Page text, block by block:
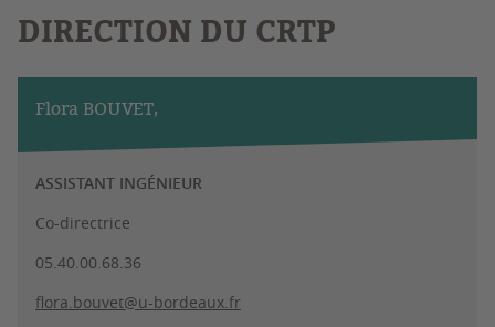
DIRECTION DU CRTP
Flora BOUVET,
ASSISTANT INGÉNIEUR
Co-directrice
05.40.00.68.36
flora.bouvet@u-bordeaux.fr